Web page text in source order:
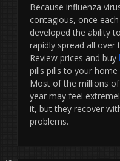
Because influenza
contagious, once
developed the ability
rapidly spread all over
Review prices and buy
pills pills to your
Most of the millions
year may feel
it, but they recover
problems.